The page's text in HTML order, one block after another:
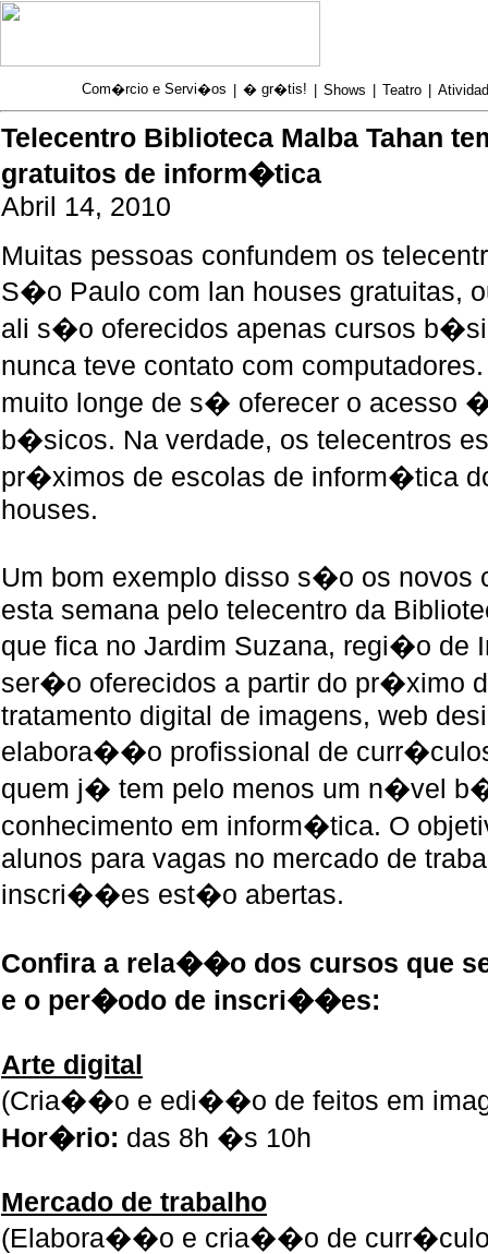
Com�rcio e Servi�os � gr�tis! Shows Teatro
Telecentro Biblioteca Malba Tahan
gratuitos de inform�tica
Abril 14, 2010
Muitas pessoas confundem os
S�o Paulo com lan houses gratuitas,
ali s�o oferecidos apenas cursos
nunca teve contato com
muito longe de s� oferecer o acesso
b�sicos. Na verdade, os telecentros
pr�ximos de escolas de inform�tica
houses.
Um bom exemplo disso s�o os novos
esta semana pelo telecentro da
que fica no Jardim Suzana, regi�o de
ser�o oferecidos a partir do pr�ximo
tratamento digital de imagens, web
elabora��o profissional de
quem j� tem pelo menos um n�vel
conhecimento em inform�tica. O
alunos para vagas no mercado de
inscri��es est�o abertas.
Confira a rela��o dos cursos que
e o per�odo de inscri��es:
Arte digital
(Cria��o e edi��o de feitos em
Hor�rio: das 8h �s 10h
Mercado de trabalho
(Elabora��o e cria��o de